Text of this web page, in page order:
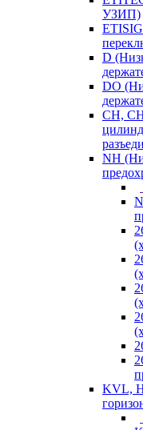
УЗИП)
D
DO
CH,
NH
KVL,